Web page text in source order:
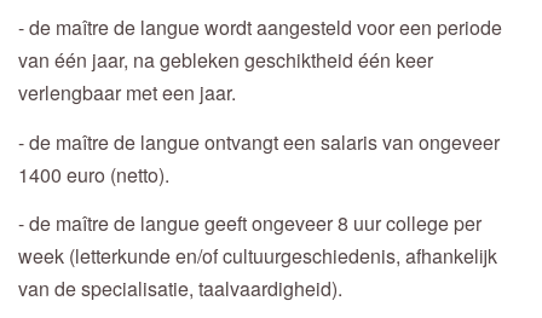
- de maître de langue wordt aangesteld voor een periode
van één jaar, na gebleken geschiktheid één keer
verlengbaar met een jaar.
- de maître de langue ontvangt een salaris van ongeveer
1400 euro (netto).
- de maître de langue geeft ongeveer 8 uur college per
week (letterkunde en/of cultuurgeschiedenis, afhankelijk
van de specialisatie, taalvaardigheid).